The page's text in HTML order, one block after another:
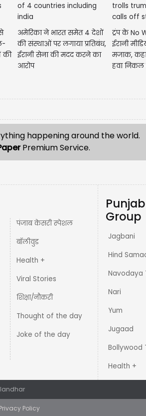
की
अमेरिका ने भारत समेत 4 देशों
की संस्थाओं पर लगाया प्रतिबंध,
ईरानी सेना की मदद करने का
आरोप
ट्रंप के No
ईरानी
मजाक,
हवा निकल
happening around the world.
Premium Service.
पंजाब केसरी स्पेशल
बॉलीवुड
Health +
Viral Stories
शिक्षा/नौकरी
Thought of the day
Joke of the day
Group
Jagbani
Hind
Navodaya
Nari
Yum
Jugaad
Bollywood
Health +
Privacy Policy